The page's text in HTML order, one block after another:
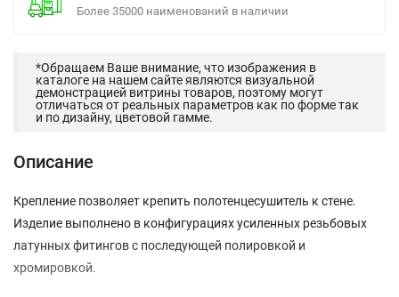
Более 35000 наименований в наличии
*Обращаем Ваше внимание, что изображения в
каталоге на нашем сайте являются визуальной
демонстрацией витрины товаров, поэтому могут
отличаться от реальных параметров как по форме так
и по дизайну, цветовой гамме.
Описание
Крепление позволяет крепить полотенцесушитель к стене.
Изделие выполнено в конфигурациях усиленных резьбовых
латунных фитингов с последующей полировкой и
хромировкой.